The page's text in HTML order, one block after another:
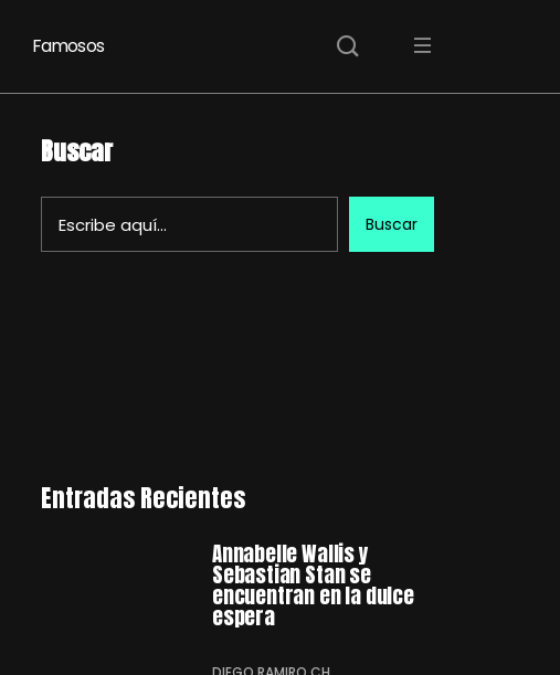
Famosos
Buscar
Buscar
Entradas Recientes
Annabelle Wallis y
Sebastian Stan se
encuentran en la dulce
espera